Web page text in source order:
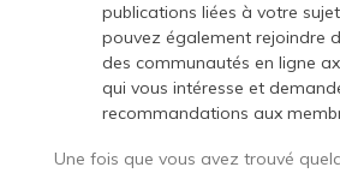
publications liées à votre
pouvez également rejoindre
des communautés en ligne
qui vous intéresse et
recommandations aux
Une fois que vous avez trouvé